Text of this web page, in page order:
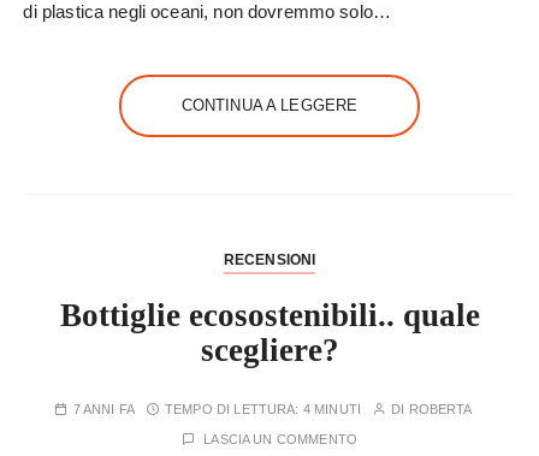
di plastica negli oceani, non dovremmo solo…
CONTINUA A LEGGERE
RECENSIONI
Bottiglie ecosostenibili.. quale
scegliere?
7 ANNI FA TEMPO DI LETTURA: 4 MINUTI DI ROBERTA
LASCIA UN COMMENTO